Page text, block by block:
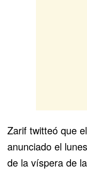
Zarif twitteó que
anunciado el
de la víspera de